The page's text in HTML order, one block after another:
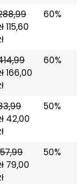
115,60
60%
166,00
60%
42,00
50%
79,00
50%